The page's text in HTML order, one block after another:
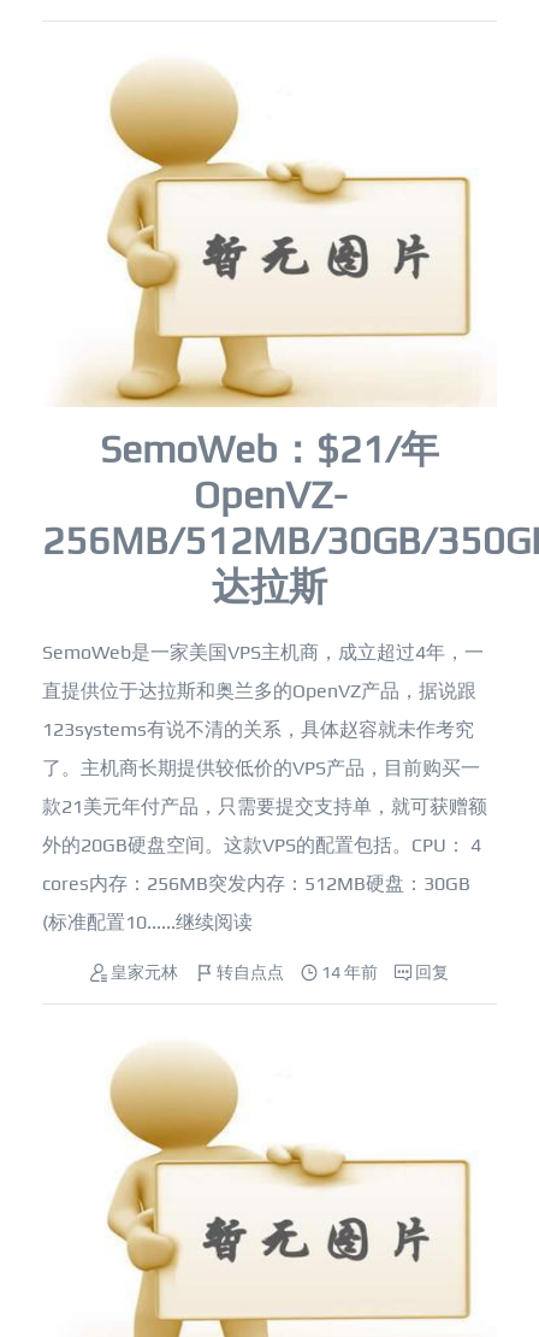
SemoWeb：$21/年
OpenVZ-
256MB/512MB/30GB/
达拉斯
SemoWeb是一家美国VPS主机商，成立超过4年，一
直提供位于达拉斯和奥兰多的OpenVZ产品，据说跟
123systems有说不清的关系，具体赵容就未作考究
了。主机商长期提供较低价的VPS产品，目前购买一
款21美元年付产品，只需要提交支持单，就可获赠额
外的20GB硬盘空间。这款VPS的配置包括。CPU： 4
cores内存：256MB突发内存：512MB硬盘：30GB
(标准配置10......继续阅读
皇家元林 转自点点 14 年前 回复